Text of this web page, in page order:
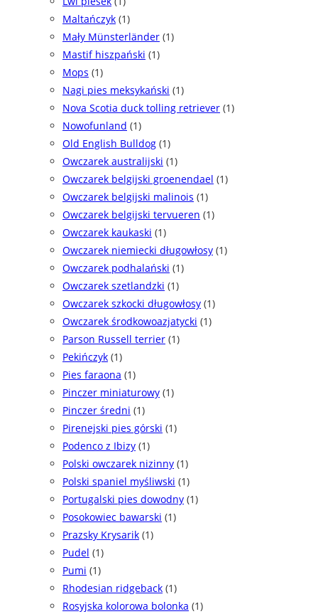
Maltańczyk (1)
Mały Münsterländer (1)
Mastif hiszpański (1)
Mops (1)
Nagi pies meksykański (1)
Nova Scotia duck tolling retriever (1)
Nowofunland (1)
Old English Bulldog (1)
Owczarek australijski (1)
Owczarek belgijski groenendael (1)
Owczarek belgijski malinois (1)
Owczarek belgijski tervueren (1)
Owczarek kaukaski (1)
Owczarek niemiecki długowłosy (1)
Owczarek podhalański (1)
Owczarek szetlandzki (1)
Owczarek szkocki długowłosy (1)
Owczarek środkowoazjatycki (1)
Parson Russell terrier (1)
Pekińczyk (1)
Pies faraona (1)
Pinczer miniaturowy (1)
Pinczer średni (1)
Pirenejski pies górski (1)
Podenco z Ibizy (1)
Polski owczarek nizinny (1)
Polski spaniel myśliwski (1)
Portugalski pies dowodny (1)
Posokowiec bawarski (1)
Prazsky Krysarik (1)
Pudel (1)
Pumi (1)
Rhodesian ridgeback (1)
Rosyjska kolorowa bolonka (1)